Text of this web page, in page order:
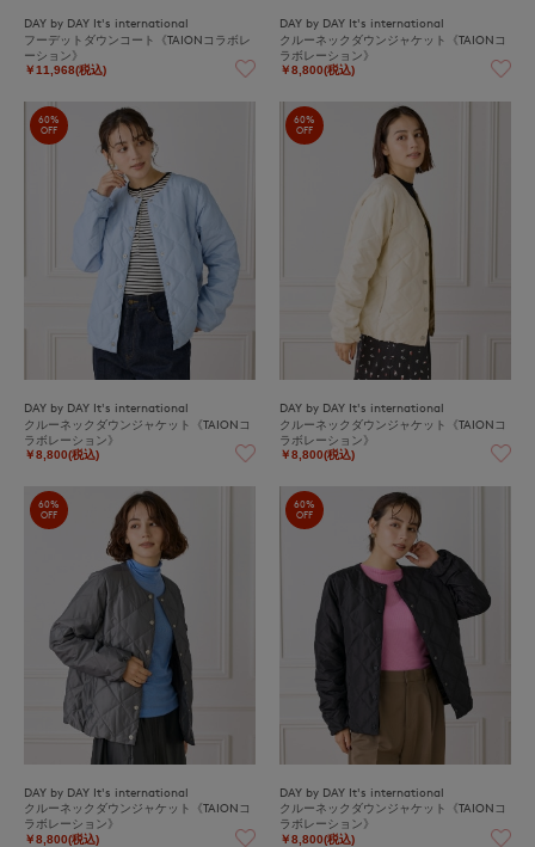
DAY by DAY It's international
フーデットダウンコート《TAIONコラボレ
ーション》
￥11,968(税込)
DAY by DAY It's international
クルーネックダウンジャケット《TAIONコ
ラボレーション》
￥8,800(税込)
60%
OFF
DAY by DAY It's international
クルーネックダウンジャケット《TAIONコ
ラボレーション》
￥8,800(税込)
60%
OFF
DAY by DAY It's international
クルーネックダウンジャケット《TAIONコ
ラボレーション》
￥8,800(税込)
60%
OFF
DAY by DAY It's international
クルーネックダウンジャケット《TAIONコ
ラボレーション》
￥8,800(税込)
60%
OFF
DAY by DAY It's international
クルーネックダウンジャケット《TAIONコ
ラボレーション》
￥8,800(税込)